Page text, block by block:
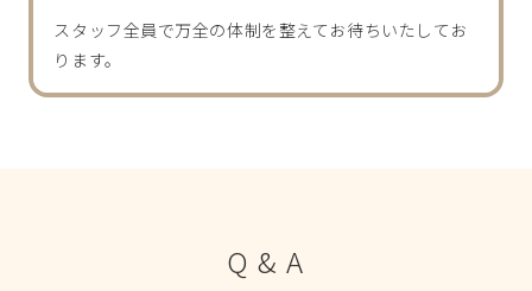
スタッフ全員で万全の体制を整えてお待ちいたしてお
ります。
Q & A